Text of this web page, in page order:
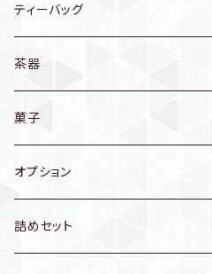
茶器
煎茶
普段使いに…
産地別
玄米茶
ほうじ茶
和歌山産
季節のお茶
ティーバッグ
茶器
菓子
オプション
セット箱
詰めセット